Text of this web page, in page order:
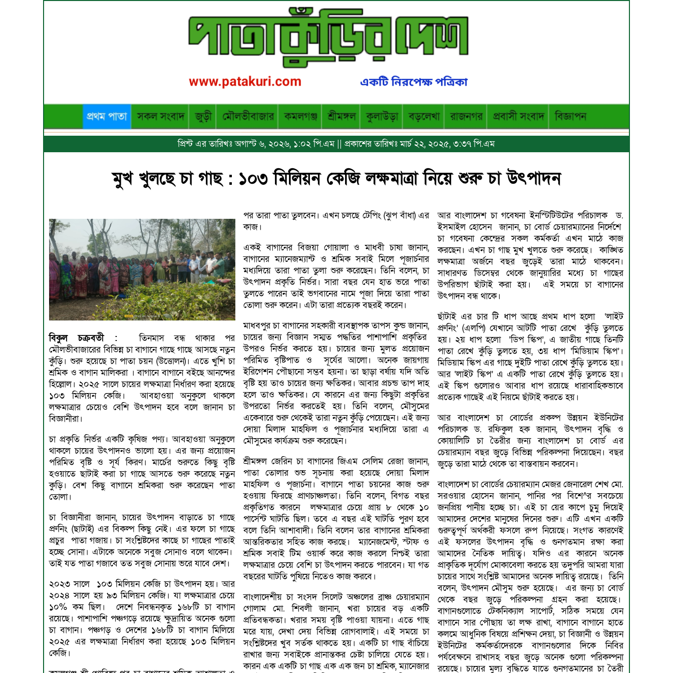
প্রিন্ট এর তারিখঃ অগাস্ট ৬, ২০২৬, ১:০২ পি.এম || প্রকাশের তারিখঃ মার্চ ২২, ২০২৫, ৩:৩৭ পি.এম
মুখ খুলছে চা গাছ : ১০৩ মিলিয়ন কেজি লক্ষমাত্রা নিয়ে শুরু চা উৎপাদন
বিকুলচক্রবতী :তিনমাস বন্ধ থাকার পর
মৌলভীবাজারের বিভিন্ন চা বাগানে গাছে গাছে আসছে নতুন
কুঁড়ি। শুরু হয়েছে চা পাতা চয়ন (উত্তোলন)। এতে খুশি চা
শ্রমিক ও বাগান মালিকরা । বাগানে বাগানে বইছে আনন্দের
হিল্লোল। ২০২৫ সালে চায়ের লক্ষমাত্রা নির্ধারণ করা হয়েছে
১০৩ মিলিয়ন কেজি। আবহাওয়া অনুকুলে থাকলে
লক্ষমাত্রার চেয়েও বেশি উৎপাদন হবে বলে জানান চা
বিজ্ঞানীরা।
চা প্রকৃতি নির্ভর একটি কৃষিজ পণ্য। আবহাওয়া অনুকুলে
থাকলে চায়ের উৎপাদনও ভালো হয়। এর জন্য প্রয়োজন
পরিমিত বৃষ্টি ও সূর্য কিরণ। মার্চের শুরুতে কিছু বৃষ্টি
হওয়াতে ছাটাই করা চা গাছে আসতে শুরু করেছে নতুন
কুড়ি। বেশ কিছু বাগানে শ্রমিকরা শুরু করেছেন পাতা
তোলা।
চা বিজ্ঞানীরা জানান, চায়ের উৎপাদন বাড়াতে চা গাছে
প্রুনিং (ছাটাই) এর বিকল্প কিছু নেই। এর ফলে চা গাছে
প্রচুর পাতা গজায়। চা সংশ্লিষ্টদের কাছে চা গাছের পাতাই
হচ্ছে সোনা। এটাকে অনেকে সবুজ সোনাও বলে থাকেন।
তাই যত পাতা গজাবে তত সবুজ সোনায় ভরে যাবে দেশ।
২০২৩ সালে ১০৩ মিলিয়ন কেজি চা উৎপাদন হয়। আর
২০২৪ সালে হয় ৯৩ মিলিয়ন কেজি। যা লক্ষমাত্রার চেয়ে
১০% কম ছিল। দেশে নিবন্ধনকৃত ১৬৮টি চা বাগান
রয়েছে। পাশাপাশি পঞ্চগড়ে রয়েছে ক্ষুদ্রায়িত অনেক গুলো
চা বাগান। পঞ্চগড় ও দেশের ১৬৮টি চা বাগান মিলিয়ে
২০২৫ এর লক্ষমাত্রা নির্ধারণ করা হয়েছে ১০৩ মিলিয়ন
কেজি।
পর তারা পাতা তুলবেন। এখন চলছে টেপিং (ঝুপ বাঁধা) এর
কাজ।
একই বাগানের বিজয়া গোয়ালা ও মাধবী চাষা জানান,
বাগানের ম্যানেজম্যান্ট ও শ্রমিক সবাই মিলে পূজার্চনার
মধ্যদিয়ে তারা পাতা তুলা শুরু করেছেন। তিনি বলেন, চা
উৎপাদন প্রকৃতি নির্ভর। সারা বছর যেন হাত ভরে পাতা
তুলতে পারেন তাই ভগবানের নামে পূজা দিয়ে তারা পাতা
তোলা শুরু করেন। এটা তারা প্রত্যেক বছরই করেন।
মাধবপুর চা বাগানের সহকারী ব্যবস্থাপক তাপস কুন্ড জানান,
চায়ের জন্য বিজ্ঞান সম্মত পদ্ধতির পাশাপাশি প্রকৃতির
উপরও নির্ভর করতে হয়। চায়ের জন্য মুলত প্রয়োজন
পরিমিত বৃষ্টিপাত ও সূর্যের আলো। অনেক জায়গায়
ইরিগেশন পৌছানো সম্ভব হয়না। তা ছাড়া বর্ষায় যদি অতি
বৃষ্টি হয় তাও চায়ের জন্য ক্ষতিকর। আবার প্রচন্ড তাপ দাহ
হলে তাও ক্ষতিকর। যে কারনে এর জন্য কিছুটা প্রকৃতির
উপরতো নির্ভর করতেই হয়। তিনি বলেন, মৌসুমের
একেবারে শুরু থেকেই তারা নতুন কুঁড়ি পেয়েছেন। এই জন্য
দোয়া মিলাদ মাহফিল ও পূজার্চনার মধ্যদিয়ে তারা এ
মৌসুমের কার্যক্রম শুরু করেছেন।
শ্রীমঙ্গল জেরিন চা বাগানের জিএম সেলিম রেজা জানান,
পাতা তোলার শুভ সূচনায় করা হয়েছে দোয়া মিলাদ
মাহফিল ও পূজার্চনা। বাগানে পাতা চয়নের কাজ শুরু
হওয়ায় ফিরছে প্রাণচাঞ্চলতা। তিনি বলেন, বিগত বছর
প্রকৃতিগত কারনে লক্ষমাত্রার চেয়ে প্রায় ৮ থেকে ১০
পার্সেন্ট ঘাটতি ছিল। তবে এ বছর এই ঘাটতি পুরণ হবে
বলে তিনি আশাবাদী। তিনি বলেন তার বাগানের শ্রমিকরা
আন্তরিকতার সহিত কাজ করছে। ম্যানেজমেন্ট, স্টাফ ও
শ্রমিক সবাই টিম ওয়ার্ক করে কাজ করলে নিশ্চই তারা
লক্ষমাত্রার চেয়ে বেশি চা উৎপাদন করতে পারবেন। যা গত
বছরের ঘাটতি পুষিয়ে নিতেও কাজ করবে।
বাংলাদেশীয় চা সংসদ সিলেট অঞ্চলের ব্রাঞ্চ চেয়ারম্যান
গোলাম মো. শিবলী জানান, খরা চায়ের বড় একটি
প্রতিবন্ধকতা। খরার সময় বৃষ্টি পাওয়া যায়না। এতে গাছ
মরে যায়, দেখা দেয় বিভিন্ন রোগবালাই। এই সময়ে চা
সংশ্লিষ্টদের খুব সর্তক থাকতে হয়। একটি চা গাছ বাঁচিয়ে
রাখার জন্য সবাইকে প্রানান্তকর চেষ্টা চালিয়ে যেতে হয়।
কারন এক একটি চা গাছ এক এক জন চা শ্রমিক, ম্যানেজার
আর বাংলাদেশ চা গবেষনা ইনস্টিটিউটের পরিচালক ড.
ইসমাইল হোসেন জানান, চা বোর্ড চেয়ারম্যানের নির্দেশে
চা গবেষনা কেন্দ্রের সকল কর্মকর্তা এখন মাঠে কাজ
করছেন। এখন চা গাছ মুখ খুলতে শুরু করেছে। কাঙ্খিত
লক্ষমাত্রা অর্জনে বছর জুড়েই তারা মাঠে থাকবেন।
সাধারণত ডিসেম্বর থেকে জানুয়ারির মধ্যে চা গাছের
উপরিভাগ ছাঁটাই করা হয়। এই সময়ে চা বাগানের
উৎপাদন বন্ধ থাকে।
ছাঁটাই এর চার টি ধাপ আছে প্রথম ধাপ হলো ‘লাইট
প্রুনিং’ (এলপি) যেখানে আটটি পাতা রেখে কুঁড়ি তুলতে
হয়। ২য় ধাপ হলো ‘ডিপ স্কিপ’, এ জাতীয় গাছে তিনটি
পাতা রেখে কুঁড়ি তুলতে হয়, ৩য় ধাপ ‘মিডিয়াম স্কিপ’।
মিডিয়াম স্কিপ এর গাছে দুইটি পাতা রেখে কুঁড়ি তুলতে হয়।
আর ‘লাইট স্কিপ’ এ একটি পাতা রেখে কুঁড়ি তুলতে হয়।
এই স্কিপ গুলোরও আবার ধাপ রয়েছে ধারাবাহিকভাবে
প্রত্যেক গাছেই এই নিয়মে ছাঁটাই করতে হয়।
আর বাংলাদেশ চা বোর্ডের প্রকল্প উন্নয়ন ইউনিটের
পরিচালক ড. রফিকুল হক জানান, উৎপাদন বৃদ্ধি ও
কোয়ালিটি চা তৈরীর জন্য বাংলাদেশ চা বোর্ড এর
চেয়ারম্যান বছর জুড়ে বিভিন্ন পরিকল্পনা দিয়েছেন। বছর
জুড়ে তারা মাঠে থেকে তা বাস্তবায়ন করবেন।
বাংলাদেশ চা বোর্ডের চেয়ারম্যান মেজর জেনারেল শেখ মো.
সরওয়ার হোসেন জানান, পানির পর বিশে^র সবচেয়ে
জনপ্রিয় পানীয় হচ্ছে চা। এই চা য়ের কাপে চুমু দিয়েই
আমাদের দেশের মানুষের দিনের শুরু। এটি এখন একটি
গুরুত্বপূর্ণ অর্থকরী ফসলে রুপ নিয়েছে। সংগত কারণেই
এই ফসলের উৎপাদন বৃদ্ধি ও গুনগতমান রক্ষা করা
আমাদের নৈতিক দায়িত্ব। যদিও এর কারনে অনেক
প্রাকৃতিক দূর্যোগ মোকাবেলা করতে হয় তদুপরি আমরা যারা
চায়ের সাথে সংশ্লিষ্ট আমাদের অনেক দায়িত্ব রয়েছে। তিনি
বলেন, উৎপাদন মৌসুম শুরু হয়েছে। এর জন্য চা বোর্ড
থেকে বছর জুড়ে পরিকল্পনা গ্রহন করা হয়েছে।
বাগানগুলোতে টেকনিক্যাল সাপোর্ট, সঠিক সময়ে যেন
বাগানে সার পৌছায় তা লক্ষ রাখা, বাগানে বাগানে হাতে
কলমে আধুনিক বিষয়ে প্রশিক্ষন দেয়া, চা বিজ্ঞানী ও উন্নয়ন
ইউনিটের কর্মকর্তাদেরকে বাগানগুলোর দিকে নিবির
পর্যবেক্ষনে রাখাসহ বছর জুড়ে অনেক গুলো পরিকল্পনা
রয়েছে। চায়ের মুল্য বৃদ্ধিতে যাতে গুনগতমানের চা তৈরী